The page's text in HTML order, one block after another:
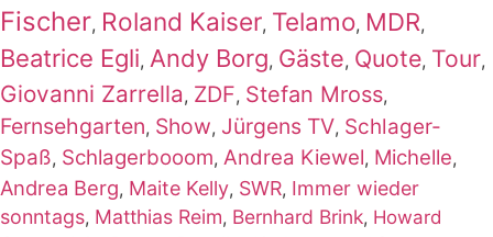
Fischer, Roland Kaiser, Telamo, MDR,
Beatrice Egli, Andy Borg, Gäste, Quote, Tour,
Giovanni Zarrella, ZDF, Stefan Mross,
Fernsehgarten, Show, Jürgens TV, Schlager-
Spaß, Schlagerbooom, Andrea Kiewel, Michelle,
Andrea Berg, Maite Kelly, SWR, Immer wieder
sonntags, Matthias Reim, Bernhard Brink, Howard